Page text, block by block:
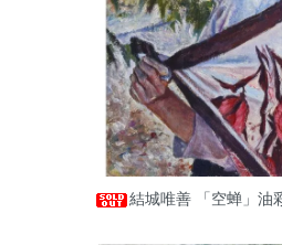
結城唯善 「空蝉」油